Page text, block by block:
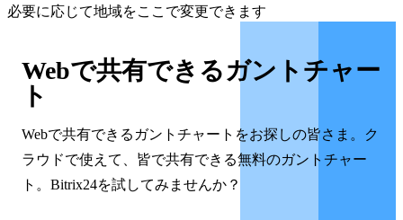
必要に応じて地域をここで変更できます
Webで共有できるガントチャー
ト
Webで共有できるガントチャートをお探しの皆さま。ク
ラウドで使えて、皆で共有できる無料のガントチャー
ト。Bitrix24を試してみませんか？